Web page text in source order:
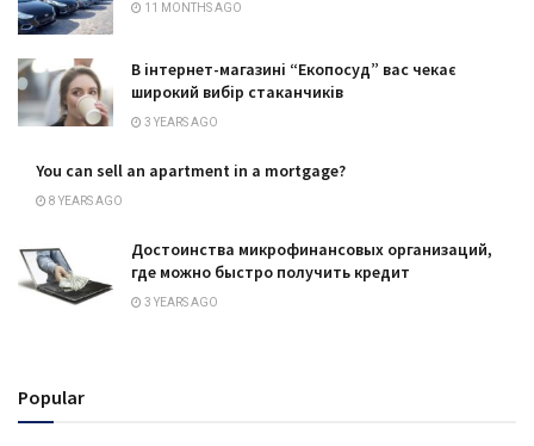
11 MONTHS AGO
В інтернет-магазині “Екопосуд” вас чекає
широкий вибір стаканчиків
3 YEARS AGO
You can sell an apartment in a mortgage?
8 YEARS AGO
Достоинства микрофинансовых организаций,
где можно быстро получить кредит
3 YEARS AGO
Popular